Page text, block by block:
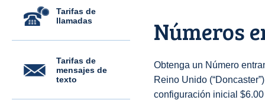
Tarifas de
llamadas
Tarifas de
mensajes de
texto
Números
Obtenga un Número
Reino Unido
configuración inicial